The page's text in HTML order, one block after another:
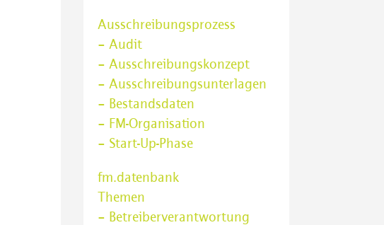
Ausschreibungsprozess
– Audit
– Ausschreibungskonzept
– Ausschreibungsunterlagen
– Bestandsdaten
– FM-Organisation
– Start-Up-Phase
fm.datenbank
Themen
– Betreiberverantwortung